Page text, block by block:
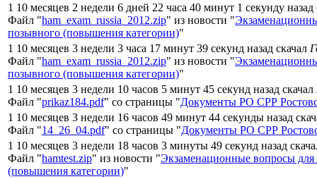
1 10 месяцев 2 недели 6 дней 22 часа 40 минут 1 секунду назад
Файл "ham_exam_russia_2012.zip" из новости "
позывного (повышения категории)"
1 10 месяцев 3 недели 3 часа 17 минут 39 секунд назад скачал
Файл "ham_exam_russia_2012.zip" из новости "
позывного (повышения категории)"
1 10 месяцев 3 недели 10 часов 5 минут 45 секунд назад скачал
Файл "prikaz184.pdf" со страницы "Документы РО СРР
1 10 месяцев 3 недели 16 часов 49 минут 44 секунды назад
Файл "14_26_04.pdf" со страницы "Документы РО СРР
1 10 месяцев 3 недели 18 часов 3 минуты 49 секунд назад
Файл "hamtest.zip" из новости "Экзаменационные вопросы
(повышения категории)"